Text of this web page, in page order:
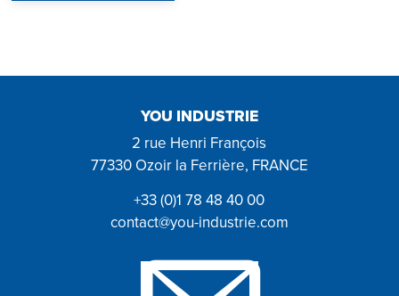
YOU INDUSTRIE
2 rue Henri François
77330 Ozoir la Ferrière, FRANCE
+33 (0)1 78 48 40 00
contact@you-industrie.com